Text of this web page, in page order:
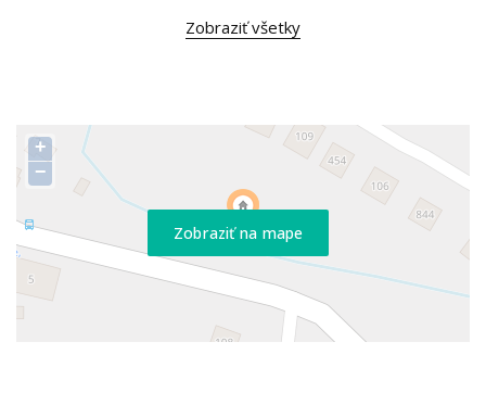
Zobraziť všetky
Zobraziť na mape
+
−